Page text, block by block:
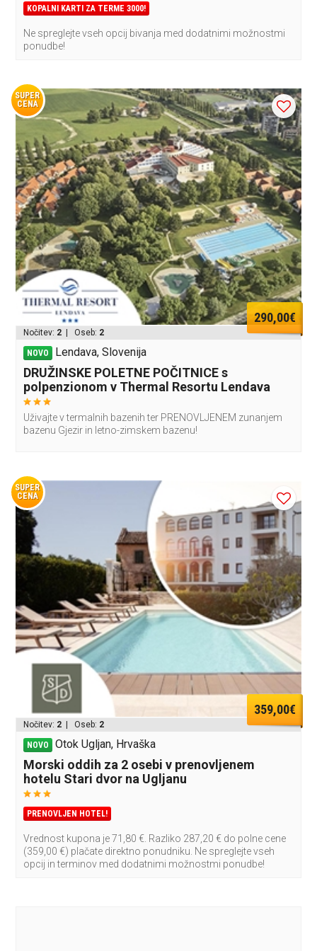
KOPALNI KARTI ZA TERME 3000!
Ne spreglejte vseh opcij bivanja med dodatnimi možnostmi
ponudbe!
SUPER
CENA
290,00€
Nočitev: 2 | Oseb: 2
NOVO Lendava, Slovenija
DRUŽINSKE POLETNE POČITNICE s
polpenzionom v Thermal Resortu Lendava
Uživajte v termalnih bazenih ter PRENOVLJENEM zunanjem
bazenu Gjezir in letno-zimskem bazenu!
SUPER
CENA
359,00€
Nočitev: 2 | Oseb: 2
NOVO Otok Ugljan, Hrvaška
Morski oddih za 2 osebi v prenovljenem
hotelu Stari dvor na Ugljanu
PRENOVLJEN HOTEL!
Vrednost kupona je 71,80 €. Razliko 287,20 € do polne cene
(359,00 €) plačate direktno ponudniku. Ne spreglejte vseh
opcij in terminov med dodatnimi možnostmi ponudbe!